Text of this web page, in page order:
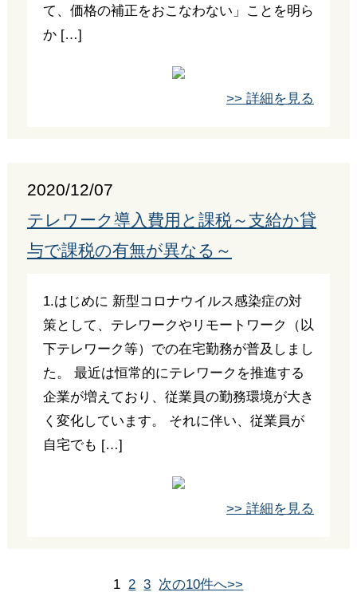
て、価格の補正をおこなわない」ことを明ら
か […]
>> 詳細を見る
2020/12/07
テレワーク導入費用と課税～支給か貸
与で課税の有無が異なる～
1.はじめに 新型コロナウイルス感染症の対
策として、テレワークやリモートワーク（以
下テレワーク等）での在宅勤務が普及しまし
た。 最近は恒常的にテレワークを推進する
企業が増えており、従業員の勤務環境が大き
く変化しています。 それに伴い、従業員が
自宅でも […]
>> 詳細を見る
12 3 次の10件へ>>